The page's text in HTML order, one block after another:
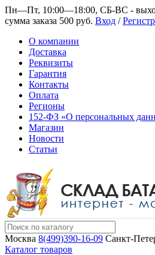
Пн—Пт, 10:00—18:00, СБ-ВС -
сумма заказа 500 руб. Вход /
О компании
Доставка
Реквизиты
Гарантия
Контакты
Оплата
Регионы
152-ФЗ «О персональных
Магазин
Новости
Статьи
Москва 8(499)390-16-09 Санкт-
Каталог товаров